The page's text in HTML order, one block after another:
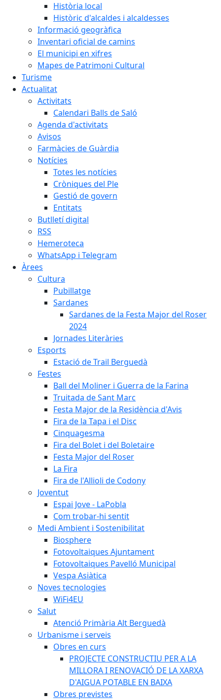
Història local
Històric d'alcaldes i alcaldesses
Informació geogràfica
Inventari oficial de camins
El municipi en xifres
Mapes de Patrimoni Cultural
Turisme
Actualitat
Activitats
Calendari Balls de Saló
Agenda d'activitats
Avisos
Farmàcies de Guàrdia
Notícies
Totes les notícies
Cròniques del Ple
Gestió de govern
Entitats
Butlletí digital
RSS
Hemeroteca
WhatsApp i Telegram
Àrees
Cultura
Pubillatge
Sardanes
Sardanes de la Festa Major del Roser
2024
Jornades Literàries
Esports
Estació de Trail Berguedà
Festes
Ball del Moliner i Guerra de la Farina
Truitada de Sant Marc
Festa Major de la Residència d'Avis
Fira de la Tapa i el Disc
Cinquagesma
Fira del Bolet i del Boletaire
Festa Major del Roser
La Fira
Fira de l'Allioli de Codony
Joventut
Espai Jove - LaPobla
Com trobar-hi sentit
Medi Ambient i Sostenibilitat
Biosphere
Fotovoltaiques Ajuntament
Fotovoltaiques Pavelló Municipal
Vespa Asiàtica
Noves tecnologies
WiFi4EU
Salut
Atenció Primària Alt Berguedà
Urbanisme i serveis
Obres en curs
PROJECTE CONSTRUCTIU PER A LA
MILLORA I RENOVACIÓ DE LA XARXA
D'AIGUA POTABLE EN BAIXA
Obres previstes